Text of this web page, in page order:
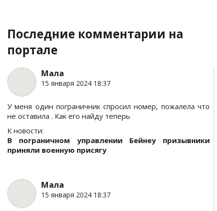
Последние комментарии на
портале
Мала
15 января 2024 18:37
У меня один пограничник спросил номер, пожалела что
не оставила . Как его найду теперь
К новости:
В пограничном управлении Бейнеу призывники
приняли военную присягу
Мала
15 января 2024 18:37